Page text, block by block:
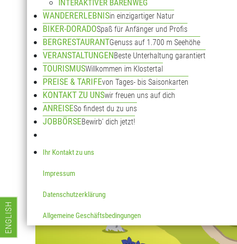
INTERAKTIVER BÄRENWEG
WANDERERLEBNISin einzigartiger Natur
BIKER-DORADOSpaß für Anfänger und Profis
BERGRESTAURANTGenuss auf 1.700 m Seehöhe
VERANSTALTUNGENBeste Unterhaltung garantiert
TOURISMUSWillkommen im Klostertal
PREISE & TARIFEvon Tages- bis Saisonkarten
KONTAKT ZU UNSwir freuen uns auf dich
ANREISESo findest du zu uns
JOBBÖRSEBewirb' dich jetzt!
Ihr Kontakt zu uns
Impressum
Datenschutzerklärung
Allgemeine Geschäftsbedingungen
Sprache auswählen
ENGLISH